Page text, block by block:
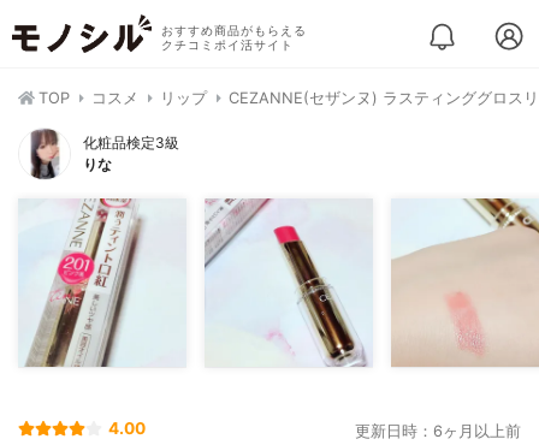
おすすめ商品がもらえる
クチコミポイ活サイト
TOP コスメ リップ CEZANNE(セザンヌ) ラスティンググロス
化粧品検定3級
りな
4.00 更新日時：6ヶ月以上前